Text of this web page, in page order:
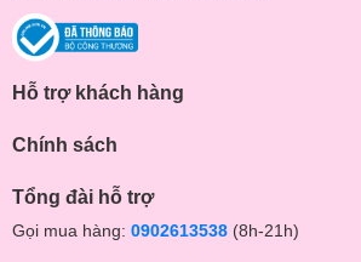
Hỗ trợ khách hàng
Chính sách
Tổng đài hỗ trợ
Gọi mua hàng: 0902613538 (8h-21h)